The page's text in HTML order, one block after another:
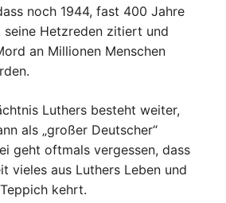
noch 1944, fast 400 Jahre
seine Hetzreden zitiert und
an Millionen Menschen
Luthers besteht weiter,
als „großer Deutscher“
geht oftmals vergessen, dass
vieles aus Luthers Leben und
kehrt.